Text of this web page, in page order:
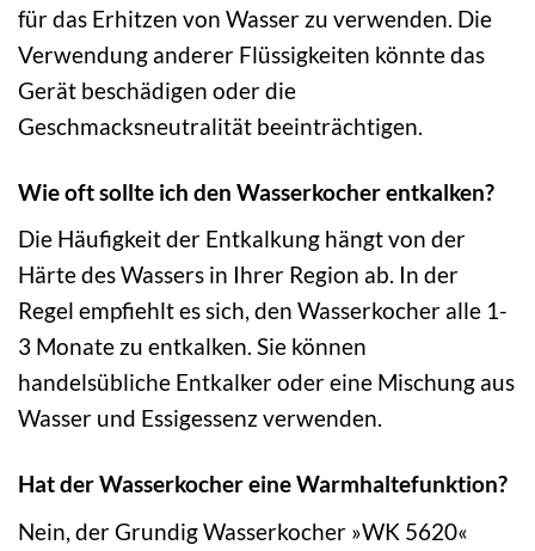
für das Erhitzen von Wasser zu verwenden. Die
Verwendung anderer Flüssigkeiten könnte das
Gerät beschädigen oder die
Geschmacksneutralität beeinträchtigen.
Wie oft sollte ich den Wasserkocher entkalken?
Die Häufigkeit der Entkalkung hängt von der
Härte des Wassers in Ihrer Region ab. In der
Regel empfiehlt es sich, den Wasserkocher alle 1-
3 Monate zu entkalken. Sie können
handelsübliche Entkalker oder eine Mischung aus
Wasser und Essigessenz verwenden.
Hat der Wasserkocher eine Warmhaltefunktion?
Nein, der Grundig Wasserkocher »WK 5620«